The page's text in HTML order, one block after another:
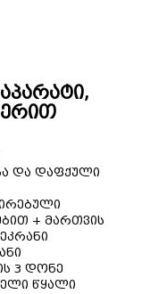
და დაფქული
+ მართვის
3 დონე
წყალი